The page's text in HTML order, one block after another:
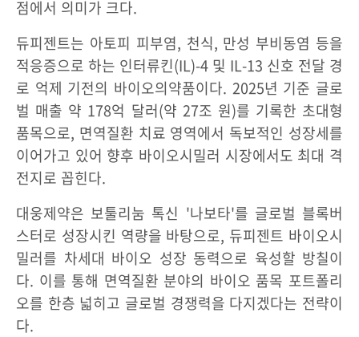
점에서 의미가 크다.
듀피젠트는 아토피 피부염, 천식, 만성 부비동염 등을
적응증으로 하는 인터류킨(IL)-4 및 IL-13 신호 전달 경
로 억제 기전의 바이오의약품이다. 2025년 기준 글로
벌 매출 약 178억 달러(약 27조 원)를 기록한 초대형
품목으로, 면역질환 치료 영역에서 독보적인 성장세를
이어가고 있어 향후 바이오시밀러 시장에서도 최대 격
전지로 꼽힌다.
대웅제약은 보툴리눔 톡신 '나보타'를 글로벌 블록버
스터로 성장시킨 역량을 바탕으로, 듀피젠트 바이오시
밀러를 차세대 바이오 성장 동력으로 육성할 방칠이
다. 이를 통해 면역질환 분야의 바이오 품목 포트폴리
오를 한층 넓히고 글로벌 경쟁력을 다지겠다는 전략이
다.